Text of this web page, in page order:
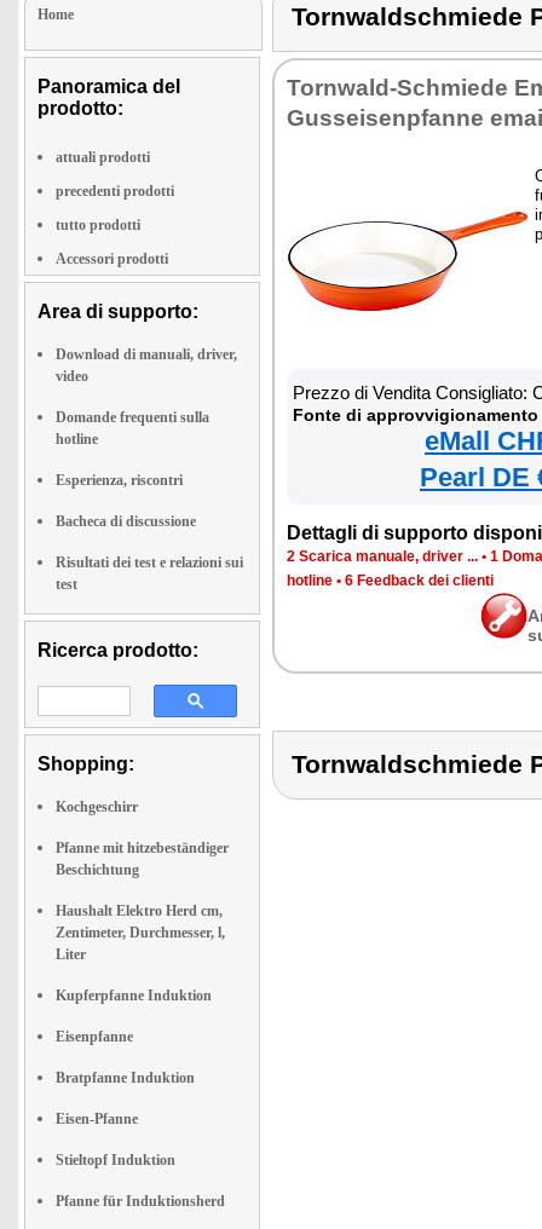
Home
Panoramica del
prodotto:
attuali prodotti
precedenti prodotti
tutto prodotti
Accessori prodotti
Area di supporto:
Download di manuali, driver,
video
Domande frequenti sulla
hotline
Esperienza, riscontri
Bacheca di discussione
Risultati dei test e relazioni sui
test
Ricerca prodotto:
Shopping:
Kochgeschirr
Pfanne mit hitzebeständiger
Beschichtung
Haushalt Elektro Herd cm,
Zentimeter, Durchmesser, l,
Liter
Kupferpfanne Induktion
Eisenpfanne
Bratpfanne Induktion
Eisen-Pfanne
Stieltopf Induktion
Pfanne für Induktionsherd
Tornwaldschmiede
Tornwald-Schmiede
Gusseisenpfanne
Prezzo di Vendita Consigliato:
Fonte di
eMall
Pearl DE
Dettagli di supporto
2 Scarica manuale, driver ... • 1
hotline • 6 Feedback dei clienti
Tornwaldschmiede